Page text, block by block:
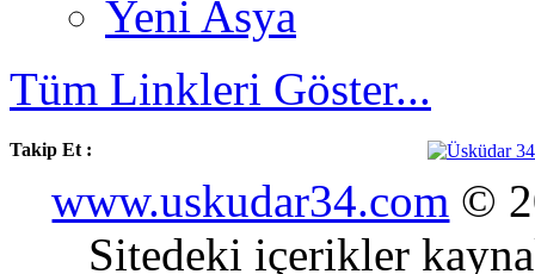
Yeni Asya
Tüm Linkleri Göster...
Takip Et :
www.uskudar34.com ©
Sitedeki içerikler